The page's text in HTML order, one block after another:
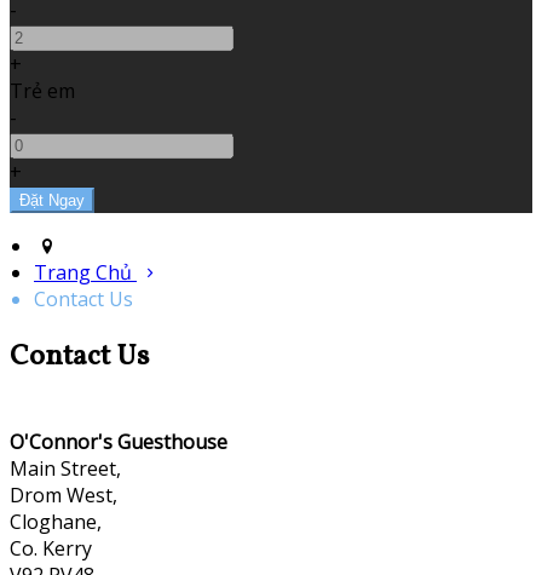
-
+
Trẻ em
-
+
Trang Chủ
Contact Us
Contact Us
O'Connor's Guesthouse
Main Street,
Drom West,
Cloghane,
Co. Kerry